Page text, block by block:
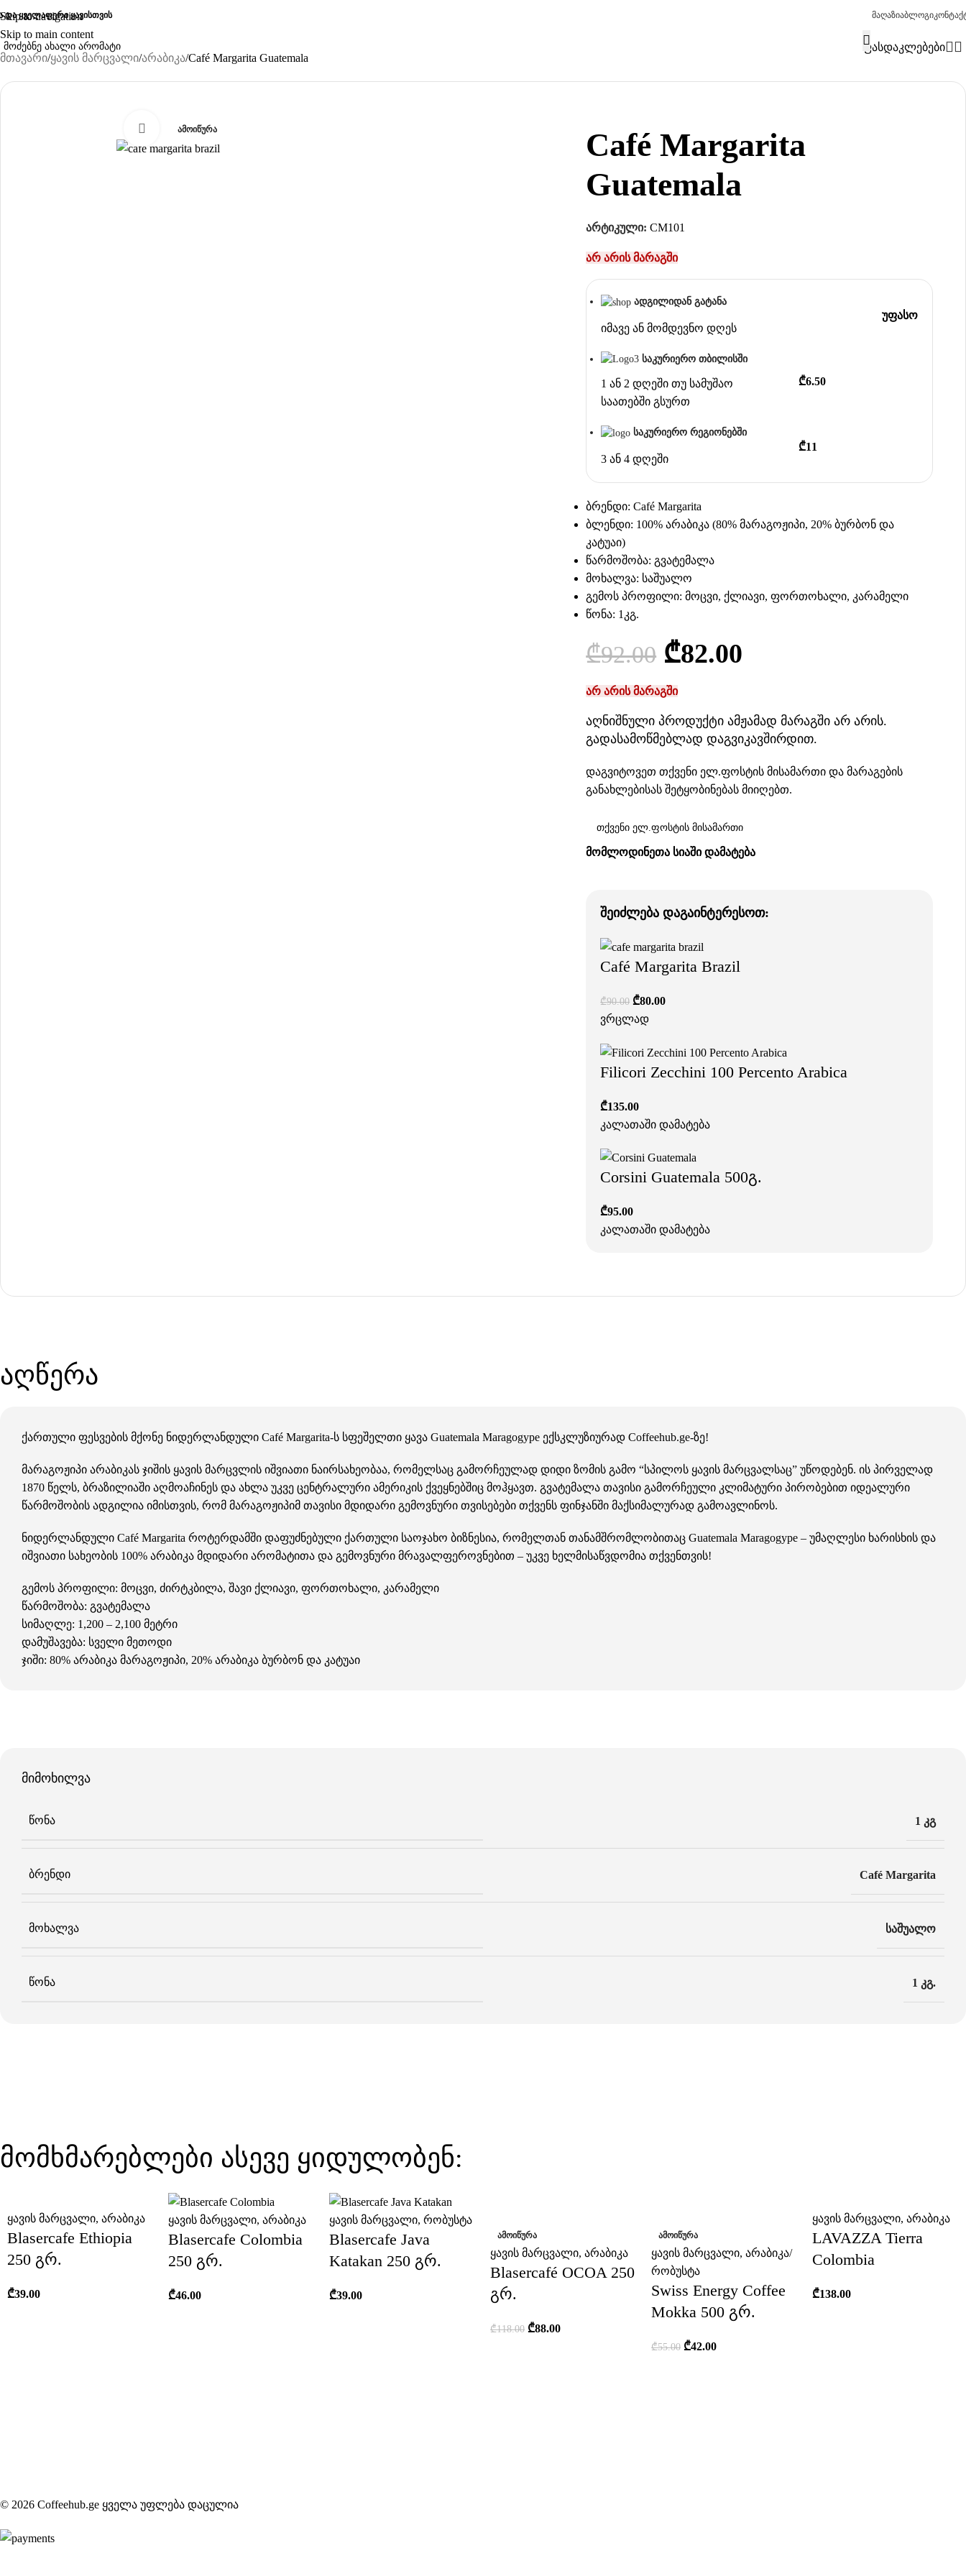
Skip to navigation
Skip to main content
და ყველაფერი ყავისთვის მაღაზიაბლოგი
ფასდაკლებები
მთავარი ყავის მარცვალი არაბიკა Café Margarita Guatemala
ᲐᲛᲝᲘᲬᲣᲠᲐ
Click to enlarge
Café Margarita
Guatemala
არტიკული:CM101
არ არის მარაგში
ადგილიდან გატანა
იმავე ან მომდევნო დღეს
უფასო
საკურიერო თბილისში
1 ან 2 დღეში თუ სამუშაო
საათებში გსურთ
₾6.50
საკურიერო რეგიონებში
3 ან 4 დღეში
₾11
ბრენდი: Café Margarita
ბლენდი: 100% არაბიკა (80% მარაგოჟიპი, 20% ბურბონ და
კატუაი)
წარმოშობა: გვატემალა
მოხალვა: საშუალო
გემოს პროფილი: მოცვი, ქლიავი, ფორთოხალი, კარამელი
წონა: 1კგ.
₾92.00 ₾82.00
არ არის მარაგში
აღნიშნული პროდუქტი ამჟამად მარაგში არ არის.
გადასამოწმებლად დაგვიკავშირდით.
დაგვიტოვეთ თქვენი ელ.ფოსტის მისამართი და მარაგების
განახლებისას შეტყობინებას მიიღებთ.
ᲛᲝᲛᲚᲝᲓᲘᲜᲔᲗᲐ ᲡᲘᲐᲨᲘ ᲓᲐᲛᲐᲢᲔᲑᲐ
შეიძლება დაგაინტერესოთ:
Café Margarita Brazil
₾90.00 ₾80.00
ვრცლად
Filicori Zecchini 100 Percento Arabica
₾135.00
კალათაში დამატება
Corsini Guatemala 500გ.
₾95.00
კალათაში დამატება
აღწერა
ქართული ფესვების მქონე ნიდერლანდული Café Margarita-ს სფეშელთი ყავა Guatemala Maragogype ექსკლუზიურად Coffeehub.ge-ზე!
მარაგოჟიპი არაბიკას ჯიშის ყავის მარცვლის იშვიათი ნაირსახეობაა, რომელსაც გამორჩეულად დიდი ზომის გამო “სპილოს ყავის მარცვალსაც” უწოდებენ. ის პირველად
1870 წელს, ბრაზილიაში აღმოაჩინეს და ახლა უკვე ცენტრალური ამერიკის ქვეყნებშიც მოჰყავთ. გვატემალა თავისი გამორჩეული კლიმატური პირობებით იდეალური
წარმოშობის ადგილია იმისთვის, რომ მარაგოჟიპიმ თავისი მდიდარი გემოვნური თვისებები თქვენს ფინჯანში მაქსიმალურად გამოავლინოს.
ნიდერლანდული Café Margarita როტერდამში დაფუძნებული ქართული საოჯახო ბიზნესია, რომელთან თანამშრომლობითაც Guatemala Maragogype – უმაღლესი ხარისხის და
იშვიათი სახეობის 100% არაბიკა მდიდარი არომატითა და გემოვნური მრავალფეროვნებით – უკვე ხელმისაწვდომია თქვენთვის!
გემოს პროფილი: მოცვი, ძირტკბილა, შავი ქლიავი, ფორთოხალი, კარამელი
წარმოშობა: გვატემალა
სიმაღლე: 1,200 – 2,100 მეტრი
დამუშავება: სველი მეთოდი
ჯიში: 80% არაბიკა მარაგოჟიპი, 20% არაბიკა ბურბონ და კატუაი
მიმოხილვა
ᲬᲝᲜᲐ 1 კგ
ᲑᲠᲔᲜᲓᲘ Café Margarita
ᲛᲝᲮᲐᲚᲕᲐ საშუალო
ᲬᲝᲜᲐ 1 კგ.
მომხმარებლები ასევე ყიდულობენ:
ყავის მარცვალი, არაბიკა
Blasercafe Ethiopia
250 გრ.
₾39.00
ყავის მარცვალი, არაბიკა
Blasercafe Colombia
250 გრ.
₾46.00
ყავის მარცვალი, რობუსტა
Blasercafe Java
Katakan 250 გრ.
₾39.00
ᲐᲛᲝᲘᲬᲣᲠᲐ
ყავის მარცვალი, არაბიკა
Blasercafé OCOA 250
გრ.
₾118.00 ₾88.00
ᲐᲛᲝᲘᲬᲣᲠᲐ
ყავის მარცვალი, არაბიკა/
რობუსტა
Swiss Energy Coffee
Mokka 500 გრ.
₾55.00 ₾42.00
ყავის მარცვალი, არაბიკა
LAVAZZA Tierra
Colombia
₾138.00
© 2026 Coffeehub.ge ყველა უფლება დაცულია